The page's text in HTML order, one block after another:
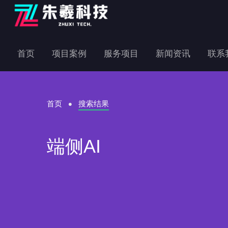
首页 项目案例 服务项目 新闻资讯 联系
首页 搜索结果
端侧AI